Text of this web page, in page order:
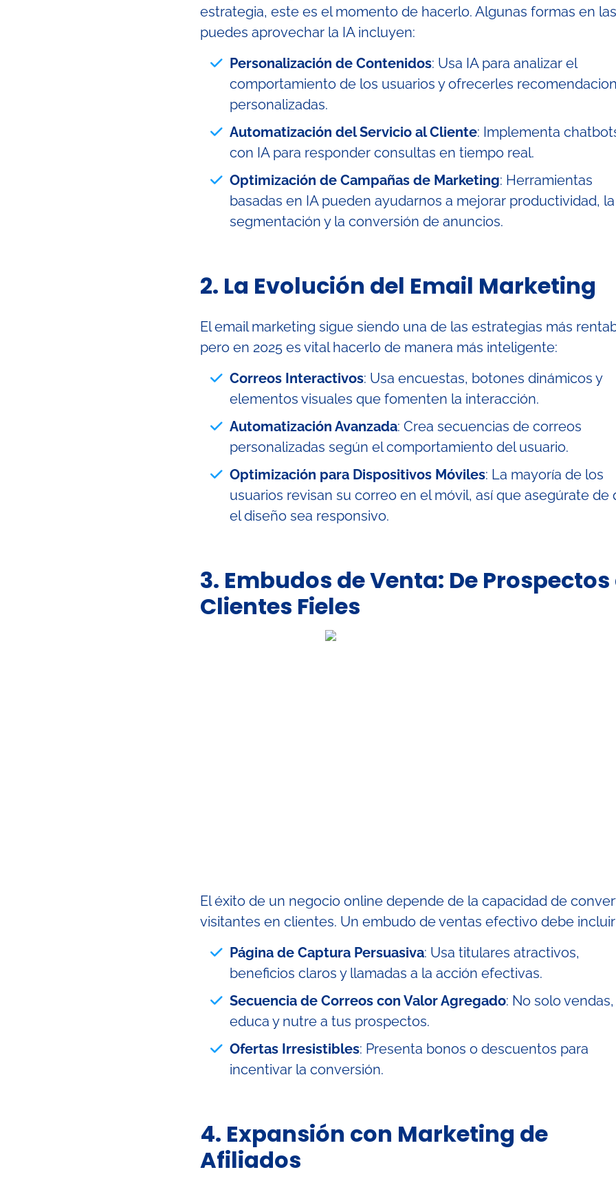
estrategia, este es el momento de hacerlo. Algunas formas en
puedes aprovechar la IA incluyen:
Personalización de Contenidos: Usa IA para analizar el
comportamiento de los usuarios y ofrecerles
personalizadas.
Automatización del Servicio al Cliente: Implementa
con IA para responder consultas en tiempo real.
Optimización de Campañas de Marketing: Herramientas
basadas en IA pueden ayudarnos a mejorar productividad, la
segmentación y la conversión de anuncios.
2. La Evolución del Email Marketing
El email marketing sigue siendo una de las estrategias más
pero en 2025 es vital hacerlo de manera más inteligente:
Correos Interactivos: Usa encuestas, botones dinámicos y
elementos visuales que fomenten la interacción.
Automatización Avanzada: Crea secuencias de correos
personalizadas según el comportamiento del usuario.
Optimización para Dispositivos Móviles: La mayoría de los
usuarios revisan su correo en el móvil, así que asegúrate de
el diseño sea responsivo.
3. Embudos de Venta: De Prospectos
Clientes Fieles
El éxito de un negocio online depende de la capacidad de
visitantes en clientes. Un embudo de ventas efectivo debe
Página de Captura Persuasiva: Usa titulares atractivos,
beneficios claros y llamadas a la acción efectivas.
Secuencia de Correos con Valor Agregado: No solo vendas,
educa y nutre a tus prospectos.
Ofertas Irresistibles: Presenta bonos o descuentos para
incentivar la conversión.
4. Expansión con Marketing de
Afiliados